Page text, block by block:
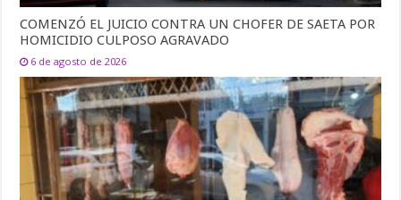
COMENZÓ EL JUICIO CONTRA UN CHOFER DE SAETA POR
HOMICIDIO CULPOSO AGRAVADO
6 de agosto de 2026